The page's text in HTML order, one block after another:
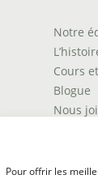
Pour offrir les
Notre
Cours
Blogue
Nous